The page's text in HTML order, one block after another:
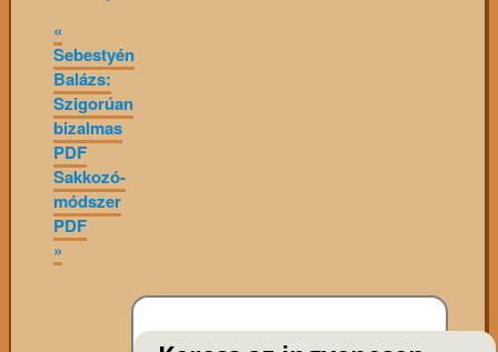
«
Sebestyén
Balázs:
Szigorúan
bizalmas
PDF
Sakkozó-
módszer
PDF
»